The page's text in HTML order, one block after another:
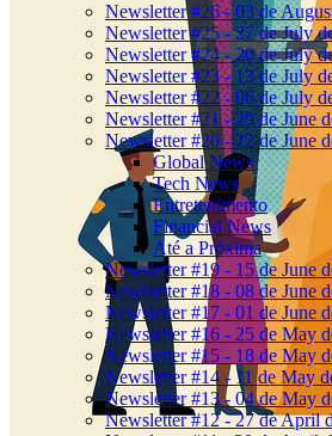
Newsletter #26 - 03 de
Newsletter #25 - 27 de July
Newsletter #24 - 20 de July
Newsletter #23 - 13 de July
Newsletter #22 - 06 de July
Newsletter #21 - 29 de June
Newsletter #20 - 22 de June
Global News
Tech News
Entretenimento
Financial News
Até a Próxima
Newsletter #19 - 15 de June
Newsletter #18 - 08 de June
Newsletter #17 - 01 de June
Newsletter #16 - 25 de May
Newsletter #15 - 18 de May
Newsletter #14 - 11 de May
Newsletter #13 - 04 de May
Newsletter #12 - 27 de April